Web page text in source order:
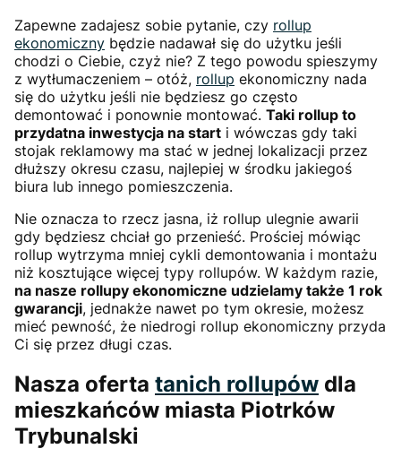
Zapewne zadajesz sobie pytanie, czy rollup
ekonomiczny będzie nadawał się do użytku jeśli
chodzi o Ciebie, czyż nie? Z tego powodu spieszymy
z wytłumaczeniem – otóż, rollup ekonomiczny nada
się do użytku jeśli nie będziesz go często
demontować i ponownie montować. Taki rollup to
przydatna inwestycja na start i wówczas gdy taki
stojak reklamowy ma stać w jednej lokalizacji przez
dłuższy okresu czasu, najlepiej w środku jakiegoś
biura lub innego pomieszczenia.
Nie oznacza to rzecz jasna, iż rollup ulegnie awarii
gdy będziesz chciał go przenieść. Prościej mówiąc
rollup wytrzyma mniej cykli demontowania i montażu
niż kosztujące więcej typy rollupów. W każdym razie,
na nasze rollupy ekonomiczne udzielamy także 1 rok
gwarancji, jednakże nawet po tym okresie, możesz
mieć pewność, że niedrogi rollup ekonomiczny przyda
Ci się przez długi czas.
Nasza oferta tanich rollupów dla
mieszkańców miasta Piotrków
Trybunalski